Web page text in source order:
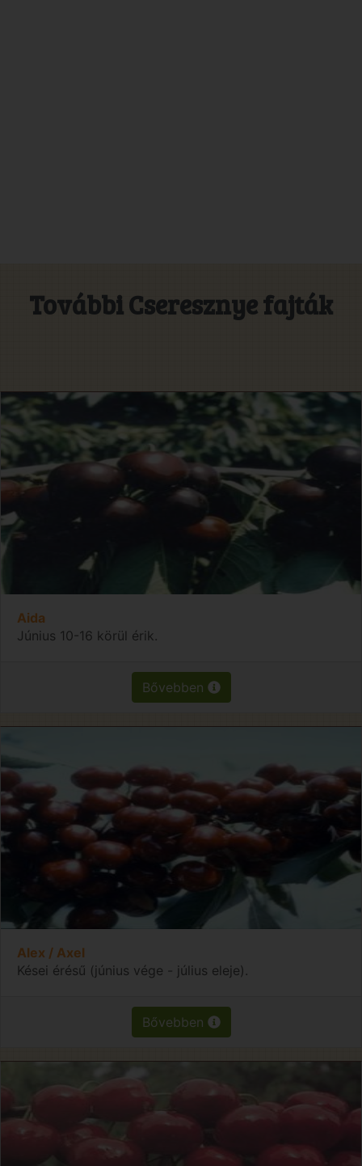
További Cseresznye fajták
Aida
Június 10-16 körül érik.
Bővebben
Alex / Axel
Kései érésű (június vége - július eleje).
Bővebben